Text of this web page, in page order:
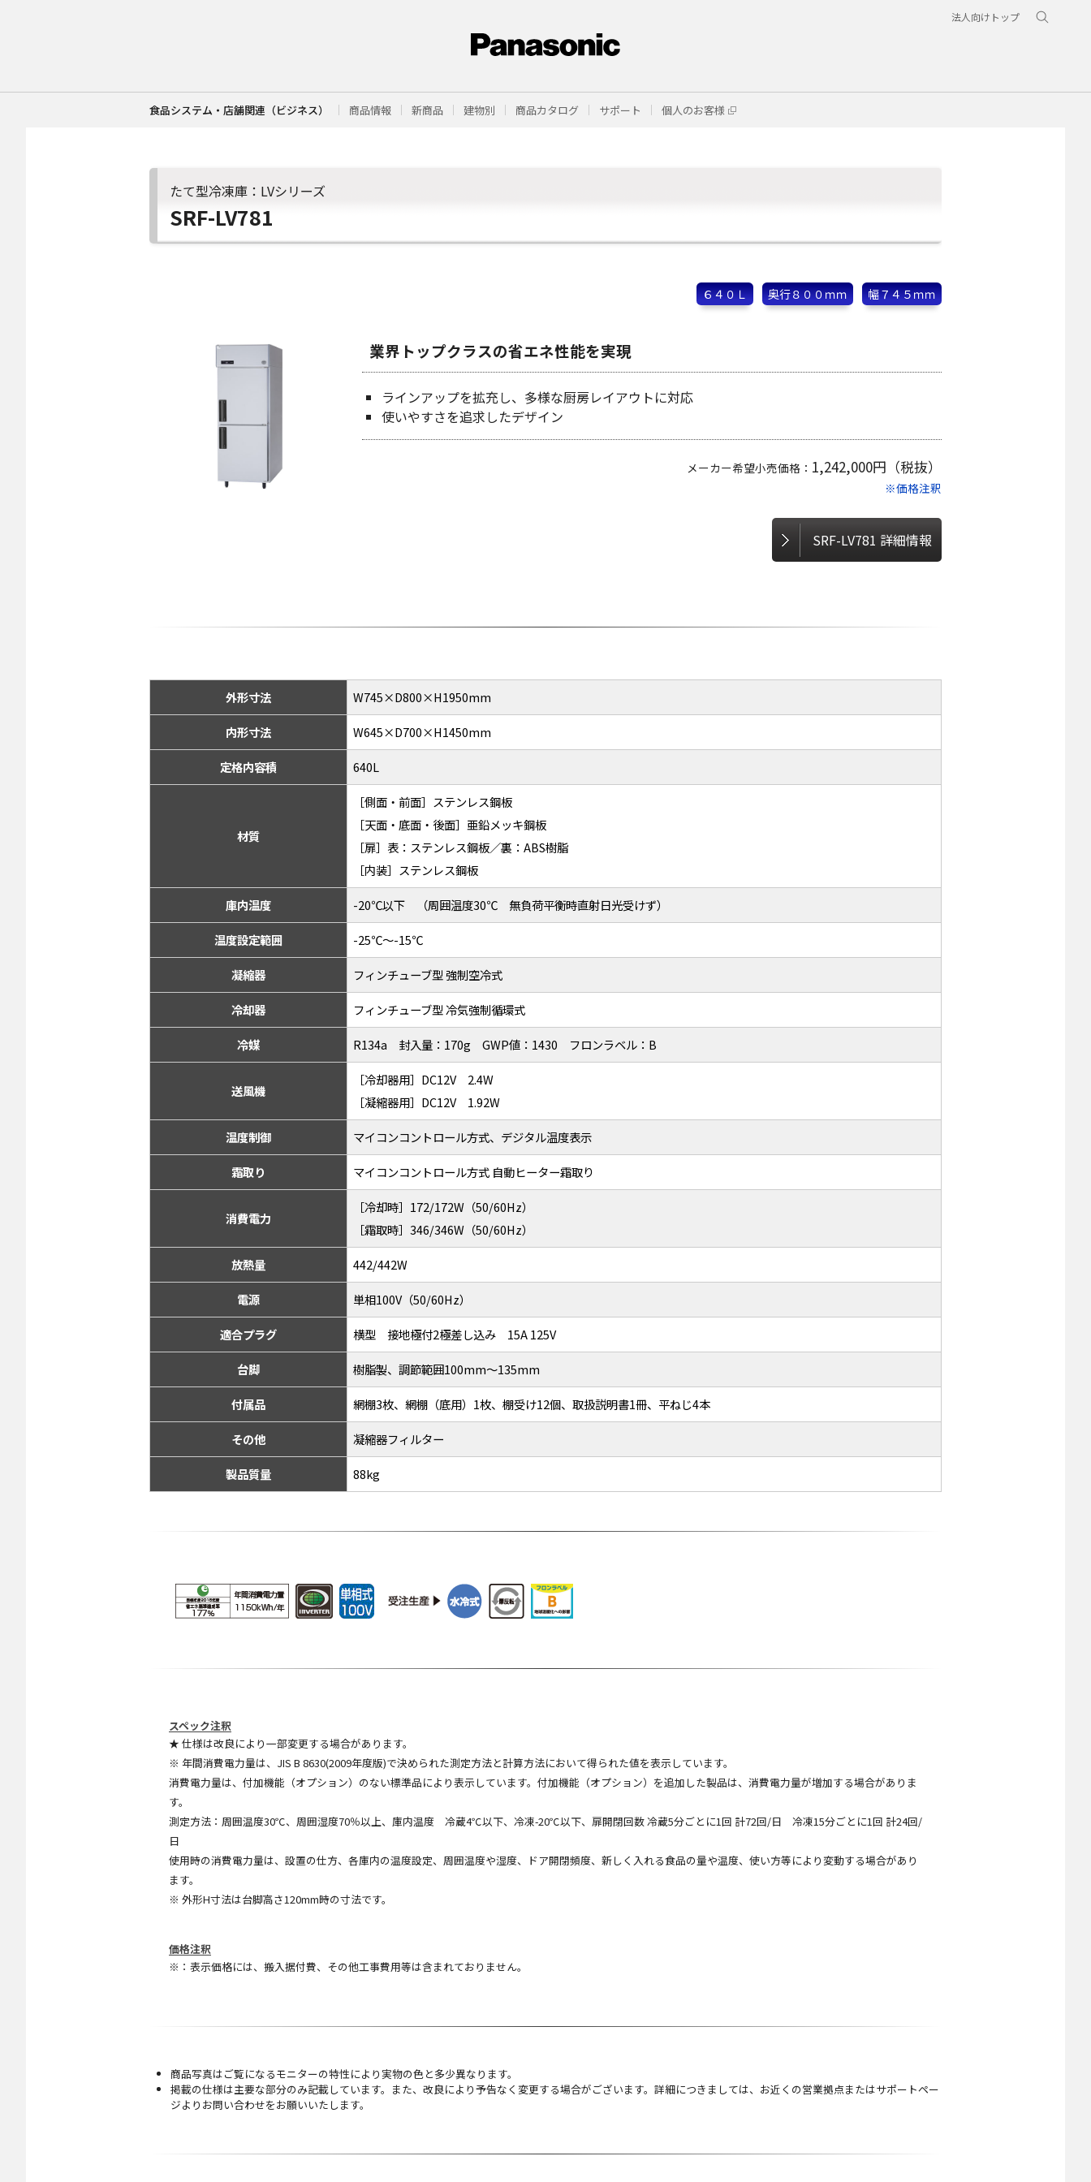
法人向けトップ
食品システム・店舗関連（ビジネス） 商品情報 新商品 建物別 商品カタログ サポート 個人のお客様
たて型冷凍庫：LVシリーズ
SRF-LV781
６４０Ｌ 奥行８００ｍｍ 幅７４５ｍｍ
業界トップクラスの省エネ性能を実現
ラインアップを拡充し、多様な厨房レイアウトに対応
使いやすさを追求したデザイン
メーカー希望小売価格： 1,242,000円（税抜）
※価格注釈
SRF-LV781 詳細情報
外形寸法 W745×D800×H1950mm
内形寸法 W645×D700×H1450mm
定格内容積 640L
材質
［側面・前面］ステンレス鋼板
［天面・底面・後面］亜鉛メッキ鋼板
［扉］表：ステンレス鋼板／裏：ABS樹脂
［内装］ステンレス鋼板
庫内温度 -20℃以下 （周囲温度30℃ 無負荷平衡時直射日光受けず）
温度設定範囲 -25℃～-15℃
凝縮器 フィンチューブ型 強制空冷式
冷却器 フィンチューブ型 冷気強制循環式
冷媒 R134a 封入量：170g GWP値：1430 フロンラベル：B
送風機
［冷却器用］DC12V 2.4W
［凝縮器用］DC12V 1.92W
温度制御 マイコンコントロール方式、デジタル温度表示
霜取り マイコンコントロール方式 自動ヒーター霜取り
消費電力
［冷却時］172/172W（50/60Hz）
［霜取時］346/346W（50/60Hz）
放熱量 442/442W
電源 単相100V（50/60Hz）
適合プラグ 横型 接地極付2極差し込み 15A 125V
台脚 樹脂製、調節範囲100mm～135mm
付属品 網棚3枚、網棚（底用）1枚、棚受け12個、取扱説明書1冊、平ねじ4本
その他 凝縮器フィルター
製品質量 88kg
スペック注釈
★ 仕様は改良により一部変更する場合があります。
※ 年間消費電力量は、JIS B 8630(2009年度版)で決められた測定方法と計算方法において得られた値を表示しています。
消費電力量は、付加機能（オプション）のない標準品により表示しています。付加機能（オプション）を追加した製品は、消費電力量が増加する場合がありま
す。
測定方法：周囲温度30℃、周囲湿度70％以上、庫内温度 冷蔵4℃以下、冷凍-20℃以下、扉開閉回数 冷蔵5分ごとに1回 計72回/日 冷凍15分ごとに1回 計24回/
日
使用時の消費電力量は、設置の仕方、各庫内の温度設定、周囲温度や湿度、ドア開閉頻度、新しく入れる食品の量や温度、使い方等により変動する場合があり
ます。
※ 外形H寸法は台脚高さ120mm時の寸法です。
価格注釈
※：表示価格には、搬入据付費、その他工事費用等は含まれておりません。
商品写真はご覧になるモニターの特性により実物の色と多少異なります。
掲載の仕様は主要な部分のみ記載しています。また、改良により予告なく変更する場合がございます。詳細につきましては、お近くの営業拠点またはサポートペー
ジよりお問い合わせをお願いいたします。